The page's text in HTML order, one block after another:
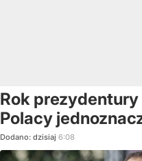
Rok
Polacy
Dodano: dzisiaj 6:08